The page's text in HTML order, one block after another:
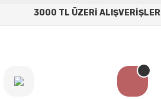
3000 TL ÜZERİ